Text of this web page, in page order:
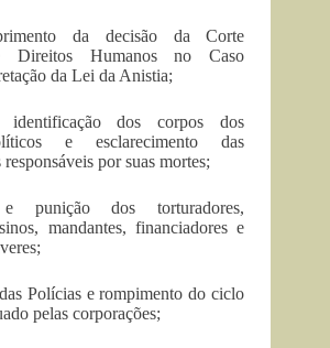
da decisão da Corte
Direitos Humanos no Caso
da Lei da Anistia;
dos corpos dos
e esclarecimento das
por suas mortes;
punição dos torturadores,
mandantes, financiadores e
Polícias e rompimento do ciclo
pelas corporações;